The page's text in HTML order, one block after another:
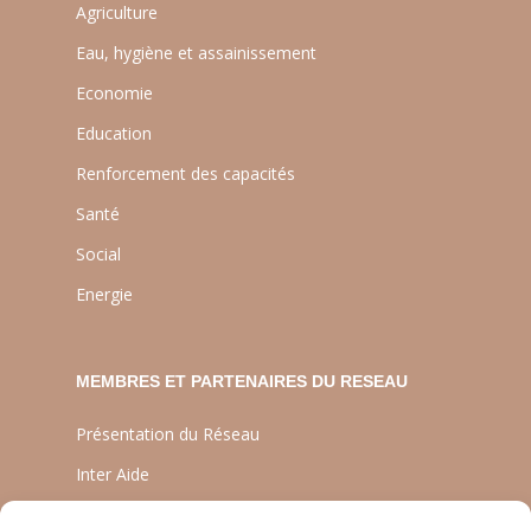
Agriculture
Eau, hygiène et assainissement
Economie
Education
Renforcement des capacités
Santé
Social
Energie
MEMBRES ET PARTENAIRES DU RESEAU
Présentation du Réseau
Inter Aide